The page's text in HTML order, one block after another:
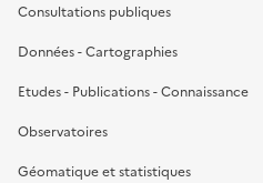
Consultations publiques
Données - Cartographies
Etudes - Publications - Connaissance
Observatoires
Géomatique et statistiques